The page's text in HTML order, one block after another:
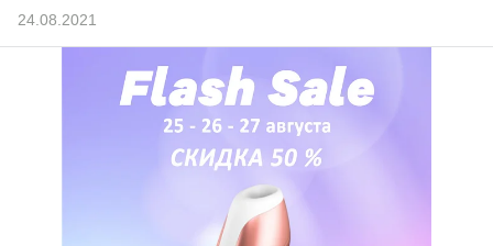
24.08.2021